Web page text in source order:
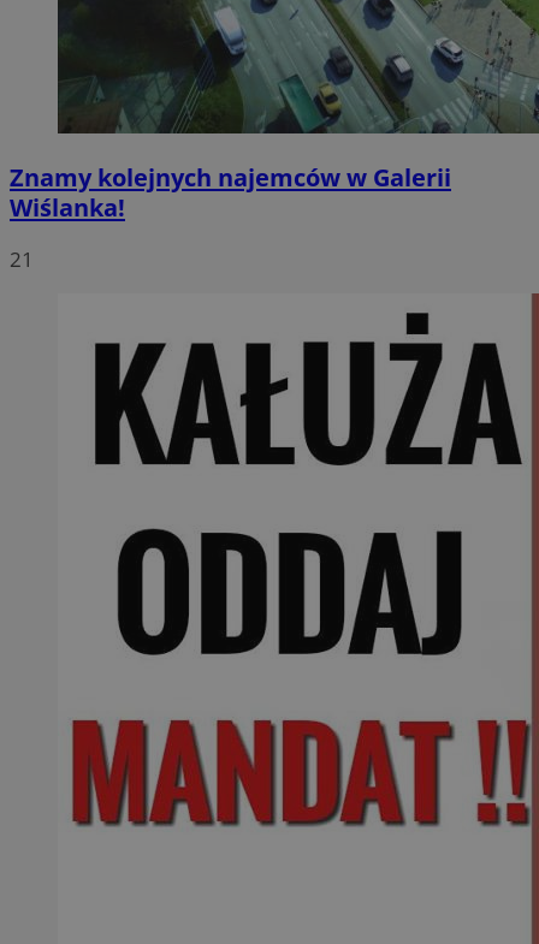
Znamy kolejnych najemców w Galerii
Wiślanka!
21